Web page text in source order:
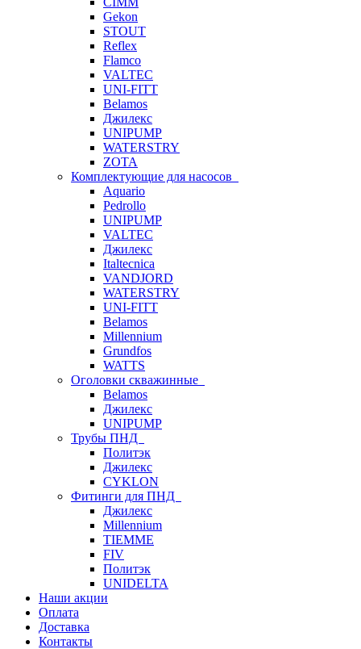
Gekon
STOUT
Reflex
Flamco
VALTEC
UNI-FITT
Belamos
Джилекс
UNIPUMP
WATERSTRY
ZOTA
Комплектующие для насосов
Aquario
Pedrollo
UNIPUMP
VALTEC
Джилекс
Italtecnica
VANDJORD
WATERSTRY
UNI-FITT
Belamos
Millennium
Grundfos
WATTS
Оголовки скважинные
Belamos
Джилекс
UNIPUMP
Трубы ПНД
Политэк
Джилекс
CYKLON
Фитинги для ПНД
Джилекс
Millennium
TIEMME
FIV
Политэк
UNIDELTA
Наши акции
Оплата
Доставка
Контакты